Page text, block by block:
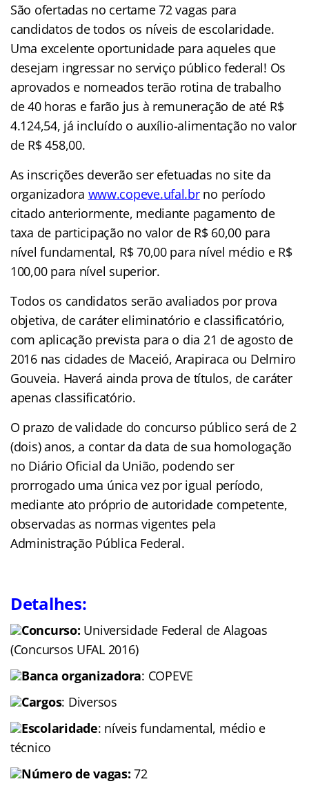
São ofertadas no certame 72 vagas para
candidatos de todos os níveis de escolaridade.
Uma excelente oportunidade para aqueles que
desejam ingressar no serviço público federal! Os
aprovados e nomeados terão rotina de trabalho
de 40 horas e farão jus à remuneração de até R$
4.124,54, já incluído o auxílio-alimentação no valor
de R$ 458,00.
As inscrições deverão ser efetuadas no site da
organizadora www.copeve.ufal.brno período
citado anteriormente, mediante pagamento de
taxa de participação no valor de R$ 60,00 para
nível fundamental, R$ 70,00 para nível médio e R$
100,00 para nível superior.
Todos os candidatos serão avaliados por prova
objetiva, de caráter eliminatório e classificatório,
com aplicação prevista para o dia 21 de agosto de
2016 nas cidades de Maceió, Arapiraca ou Delmiro
Gouveia. Haverá ainda prova de títulos, de caráter
apenas classificatório.
O prazo de validade do concurso público será de 2
(dois) anos, a contar da data de sua homologação
no Diário Oficial da União, podendo ser
prorrogado uma única vez por igual período,
mediante ato próprio de autoridade competente,
observadas as normas vigentes pela
Administração Pública Federal.
Detalhes:
Concurso: Universidade Federal de Alagoas
(Concursos UFAL 2016)
Banca organizadora: COPEVE
Cargos: Diversos
Escolaridade: níveis fundamental, médio e
técnico
Número de vagas:72